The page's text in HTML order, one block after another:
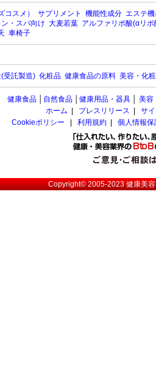
コスメ） サプリメント 機能性成分 エステ
・スパ向け 大麦若葉 アルファリポ酸(αリポ
車椅子
受託製造) 化粧品 健康食品の原料 美容・化
健康食品 自然食品 健康用品・器具 美容
ホーム
プレスリリース
サ
Cookieポリシー
利用規約 個人情報
Copyright© 2005-2023健康美